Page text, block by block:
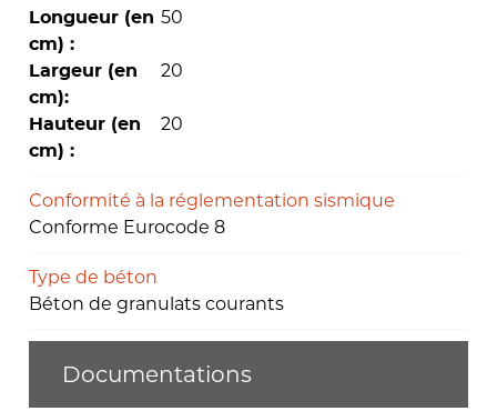
Longueur (en
cm) :
50
Largeur (en
cm):
20
Hauteur (en
cm) :
20
Conformité à la réglementation sismique
Conforme Eurocode 8
Type de béton
Béton de granulats courants
Documentations